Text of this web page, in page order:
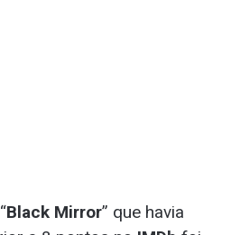
Black Mirror” que havia